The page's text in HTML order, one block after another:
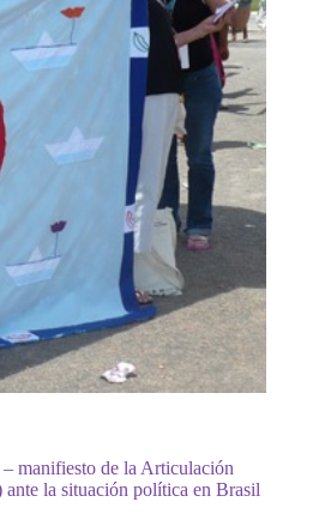
manifiesto de la Articulación
la situación política en Brasil